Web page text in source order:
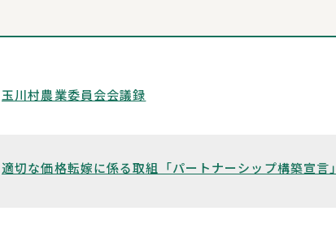
玉川村農業委員会会議録
適切な価格転嫁に係る取組「パートナーシップ構築宣言